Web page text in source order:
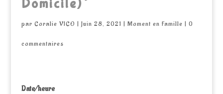
Domicile)
par Coralie VICO | Juin 28, 2021 | Moment en Famille | 0
commentaires
Date/heure